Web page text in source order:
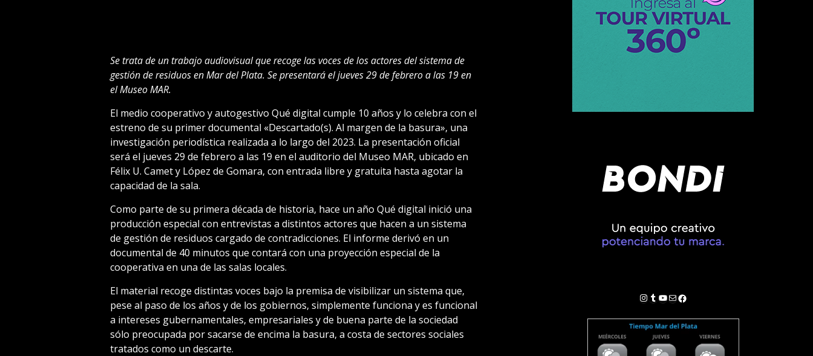
Se trata de un trabajo audiovisual que recoge las voces de los actores del sistema de
gestión de residuos en Mar del Plata. Se presentará el jueves 29 de febrero a las 19 en
el Museo MAR.
El medio cooperativo y autogestivo Qué digital cumple 10 años y lo celebra con el
estreno de su primer documental «Descartado(s). Al margen de la basura», una
investigación periodística realizada a lo largo del 2023. La presentación oficial
será el jueves 29 de febrero a las 19 en el auditorio del Museo MAR, ubicado en
Félix U. Camet y López de Gomara, con entrada libre y gratuita hasta agotar la
capacidad de la sala.
Como parte de su primera década de historia, hace un año Qué digital inició una
producción especial con entrevistas a distintos actores que hacen a un sistema
de gestión de residuos cargado de contradicciones. El informe derivó en un
documental de 40 minutos que contará con una proyección especial de la
cooperativa en una de las salas locales.
El material recoge distintas voces bajo la premisa de visibilizar un sistema que,
pese al paso de los años y de los gobiernos, simplemente funciona y es funcional
a intereses gubernamentales, empresariales y de buena parte de la sociedad
sólo preocupada por sacarse de encima la basura, a costa de sectores sociales
tratados como un descarte.
Instagram
Tumblr
YouTube
Correo electrónico
Facebook